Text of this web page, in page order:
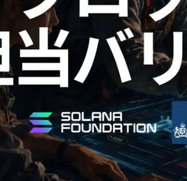
担当バリデータを視覚化